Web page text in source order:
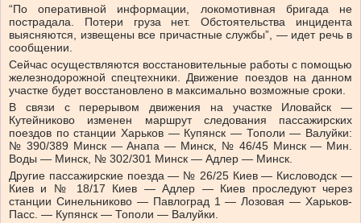
“По оперативной информации, локомотивная бригада не
пострадала. Потери груза нет. Обстоятельства инцидента
выясняются, извещены все причастные службы”, — идет речь в
сообщении.
Сейчас осуществляются восстановительные работы с помощью
железнодорожной спецтехники. Движение поездов на данном
участке будет восстановлено в максимально возможные сроки.
В связи с перерывом движения на участке Иловайск —
Кутейниково изменен маршрут следования пассажирских
поездов по станции Харьков — Купянск — Тополи — Валуйки:
№ 390/389 Минск — Анапа — Минск, № 46/45 Минск — Мин.
Воды — Минск, № 302/301 Минск — Адлер — Минск.
Другие пассажирские поезда — № 26/25 Киев — Кисловодск —
Киев и № 18/17 Киев — Адлер — Киев проследуют через
станции Синельниково — Павлоград 1 — Лозовая — Харьков-
Пасс. — Купянск — Тополи — Валуйки.